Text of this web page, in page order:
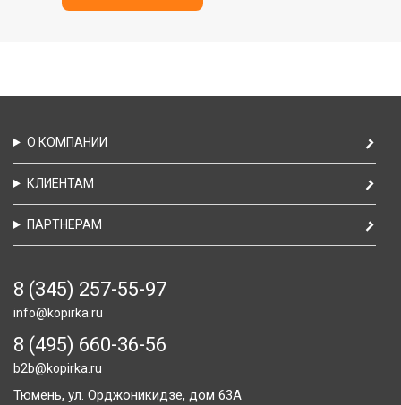
О КОМПАНИИ
КЛИЕНТАМ
ПАРТНЕРАМ
8 (345) 257-55-97
info@kopirka.ru
8 (495) 660-36-56
b2b@kopirka.ru
Тюмень, ул. Орджоникидзе, дом 63А